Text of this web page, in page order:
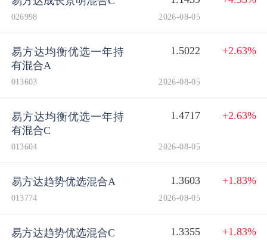
026998 2026-08-05
易方达均衡优选一年持
有混合A
1.5022 +2.63%
013603 2026-08-05
易方达均衡优选一年持
有混合C
1.4717 +2.63%
013604 2026-08-05
易方达趋势优选混合A 1.3603 +1.83%
013774 2026-08-05
易方达趋势优选混合C 1.3355 +1.83%